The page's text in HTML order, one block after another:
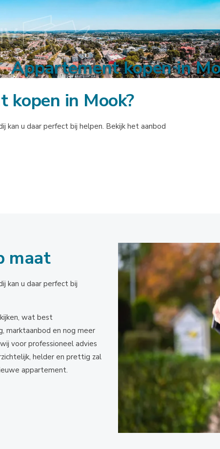
Appartement kopen in
kopen in Mook?
kan u daar perfect bij helpen. Bekijk het aanbod
maat
kan u daar perfect bij
wat best
marktaanbod en nog meer
voor professioneel advies
helder en prettig zal
appartement.